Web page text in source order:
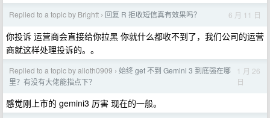
Replied to a topic by Brightt › 回复 R 拒收短信真有效果吗？ 6 月 11 日
你投诉 运营商会直接给你拉黑 你就什么都收不到了，我们公司的运营
商就这样处理投诉的。。
Replied to a topic by alioth0909 › 始终 get 不到 Gemini 3 到底强在哪
里？有没有大佬能指点下？
1 月 26
日
感觉刚上市的 gemini3 厉害 现在的一般。